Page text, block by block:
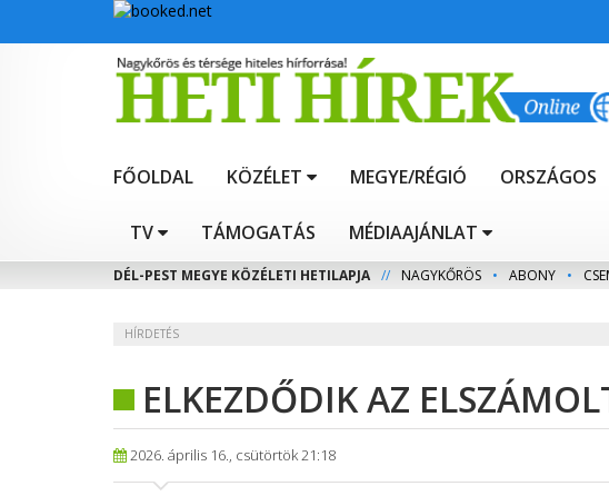
FŐOLDAL KÖZÉLET MEGYE/RÉGIÓ ORSZÁGOS
TV TÁMOGATÁS MÉDIAAJÁNLAT
DÉL-PEST MEGYE KÖZÉLETI HETILAPJA // NAGYKŐRÖS • ABONY •
HÍRDETÉS
ELKEZDŐDIK AZ
2026. április 16., csütörtök 21:18